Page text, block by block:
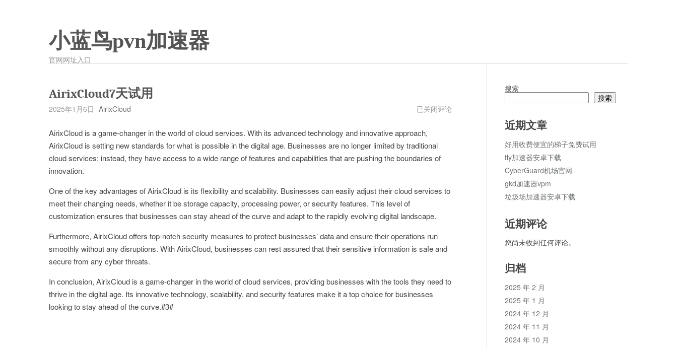
小蓝鸟pvn加速器
官网网址入口
AirixCloud7天试用
2025年1月6日 AirixCloud
AirixCloud7
用
已关闭评论
AirixCloud is a game-changer in the world of cloud services. With its advanced technology and innovative approach,
AirixCloud is setting new standards for what is possible in the digital age. Businesses are no longer limited by traditional
cloud services; instead, they have access to a wide range of features and capabilities that are pushing the boundaries of
innovation.
One of the key advantages of AirixCloud is its flexibility and scalability. Businesses can easily adjust their cloud services to
meet their changing needs, whether it be storage capacity, processing power, or security features. This level of
customization ensures that businesses can stay ahead of the curve and adapt to the rapidly evolving digital landscape.
Furthermore, AirixCloud offers top-notch security measures to protect businesses’ data and ensure their operations run
smoothly without any disruptions. With AirixCloud, businesses can rest assured that their sensitive information is safe and
secure from any cyber threats.
In conclusion, AirixCloud is a game-changer in the world of cloud services, providing businesses with the tools they need to
thrive in the digital age. Its innovative technology, scalability, and security features make it a top choice for businesses
looking to stay ahead of the curve.#3#
搜索
搜索
近期文章
好用收费便宜的梯子免费试用
tly加速器安卓下载
CyberGuard机场官网
gkd加速器vpm
垃圾场加速器安卓下载
近期评论
您尚未收到任何评论。
归档
2025 年 2 月
2025 年 1 月
2024 年 12 月
2024 年 11 月
2024 年 10 月